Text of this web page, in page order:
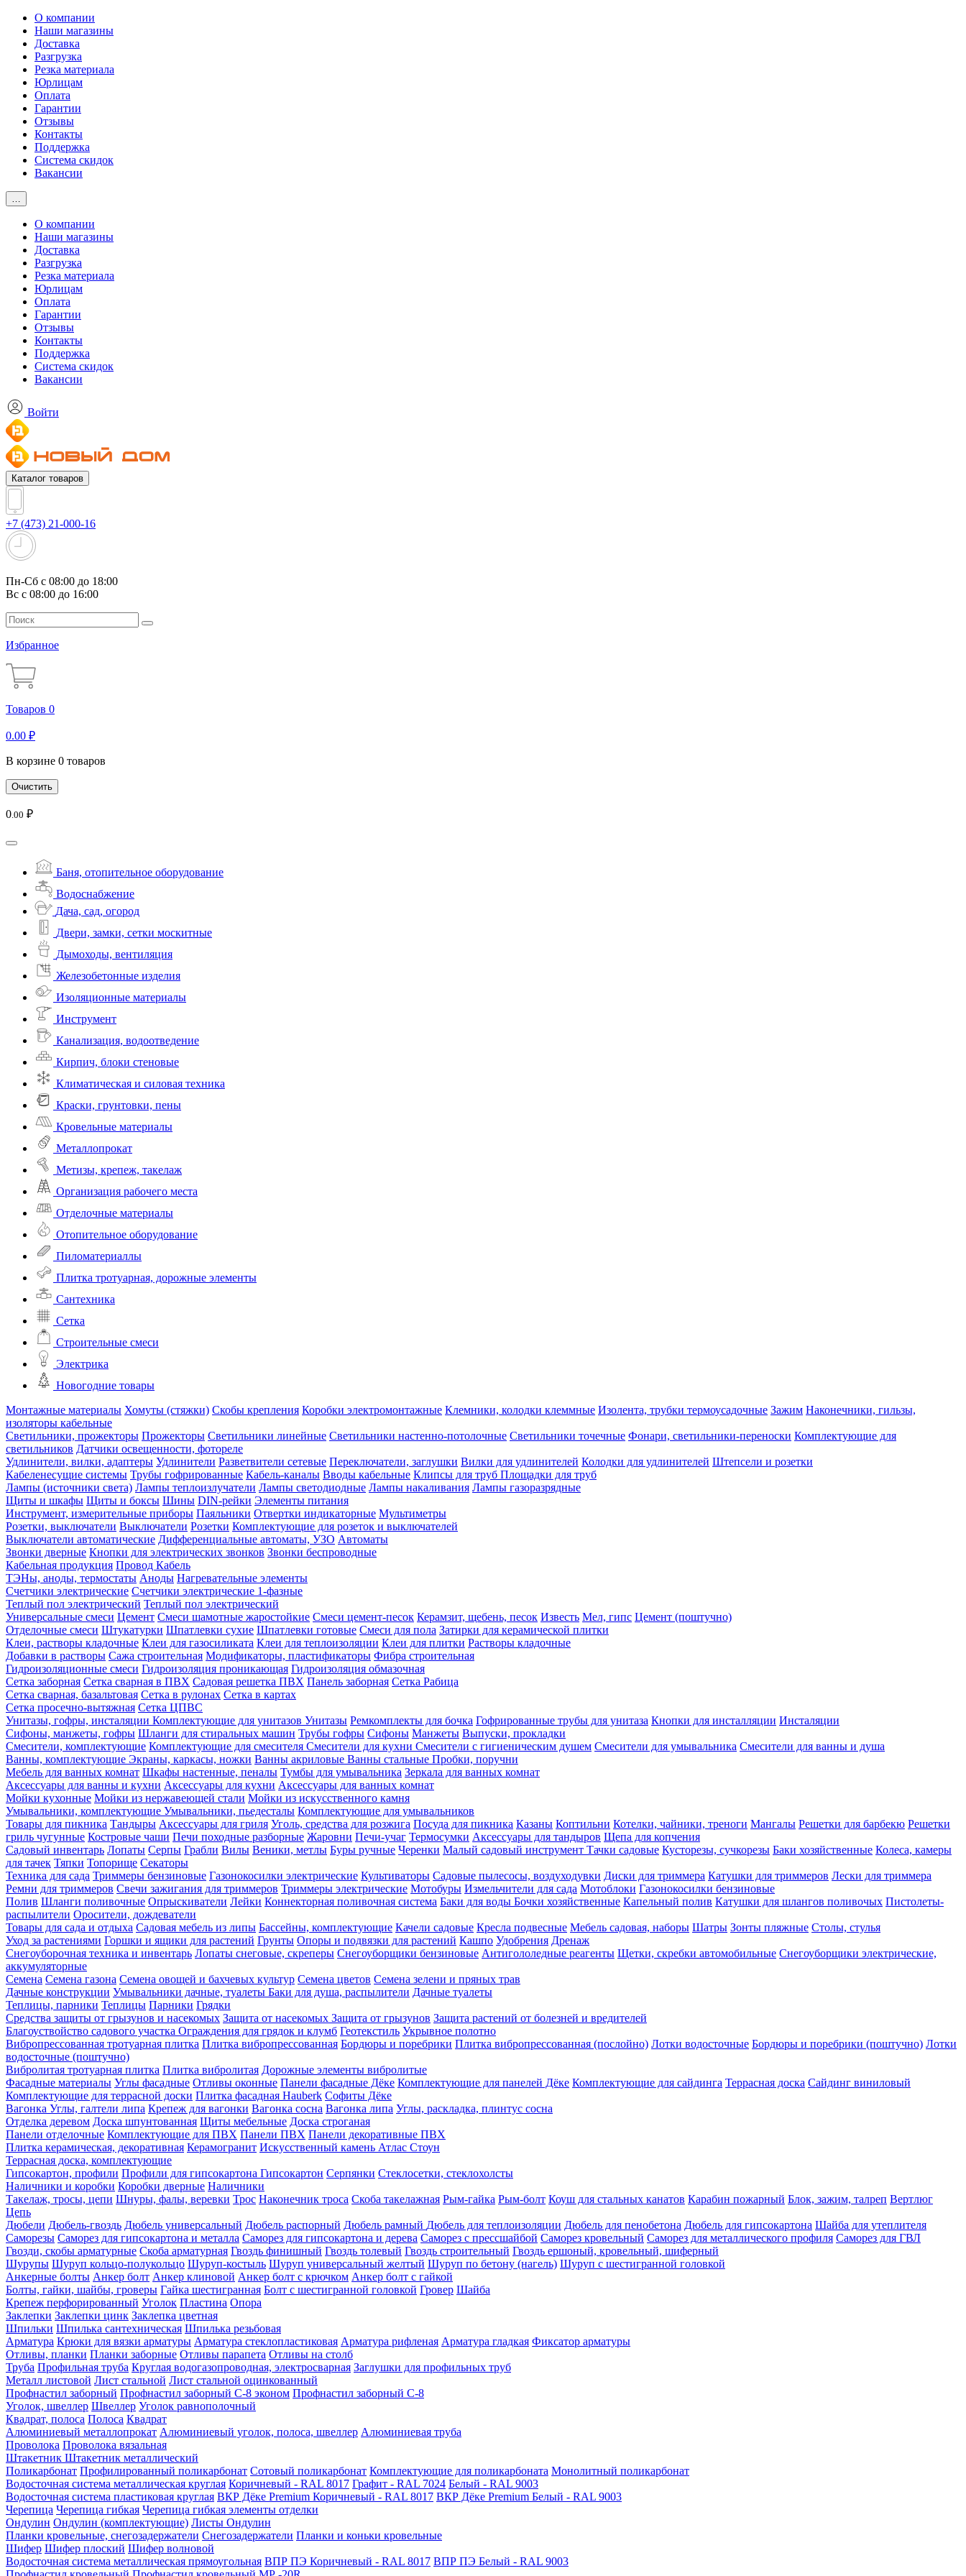
О компании
Наши магазины
Доставка
Разгрузка
Резка материала
Юрлицам
Оплата
Гарантии
Отзывы
Контакты
Поддержка
Система скидок
Вакансии
…
О компании
Наши магазины
Доставка
Разгрузка
Резка материала
Юрлицам
Оплата
Гарантии
Отзывы
Контакты
Поддержка
Система скидок
Вакансии
Войти
Каталог товаров
+7 (473) 21-000-16
Пн-Сб с 08:00 до 18:00
Вс с 08:00 до 16:00
Избранное
Товаров 0
0.00 ₽
В корзине 0 товаров
Очистить
0 .00 ₽
Баня, отопительное оборудование
Водоснабжение
Дача, сад, огород
Двери, замки, сетки москитные
Дымоходы, вентиляция
Железобетонные изделия
Изоляционные материалы
Инструмент
Канализация, водоотведение
Кирпич, блоки стеновые
Климатическая и силовая техника
Краски, грунтовки, пены
Кровельные материалы
Металлопрокат
Метизы, крепеж, такелаж
Организация рабочего места
Отделочные материалы
Отопительное оборудование
Пиломатериаллы
Плитка тротуарная, дорожные элементы
Сантехника
Сетка
Строительные смеси
Электрика
Новогодние товары
Монтажные материалы Хомуты (стяжки) Скобы крепления Коробки электромонтажные Клемники, колодки клеммные Изолента, трубки термоусадочные Зажим Наконечники, гильзы,
изоляторы кабельные
Светильники, прожекторы Прожекторы Светильники линейные Светильники настенно-потолочные Светильники точечные Фонари, светильники-переноски Комплектующие для
светильников Датчики освещенности, фотореле
Удлинители, вилки, адаптеры Удлинители Разветвители сетевые Переключатели, заглушки Вилки для удлинителей Колодки для удлинителей Штепсели и розетки
Кабеленесущие системы Трубы гофрированные Кабель-каналы Вводы кабельные Клипсы для труб Площадки для труб
Лампы (источники света) Лампы теплоизлучатели Лампы светодиодные Лампы накаливания Лампы газоразрядные
Щиты и шкафы Щиты и боксы Шины DIN-рейки Элементы питания
Инструмент, измерительные приборы Паяльники Отвертки индикаторные Мультиметры
Розетки, выключатели Выключатели Розетки Комплектующие для розеток и выключателей
Выключатели автоматические Дифференциальные автоматы, УЗО Автоматы
Звонки дверные Кнопки для электрических звонков Звонки беспроводные
Кабельная продукция Провод Кабель
ТЭНы, аноды, термостаты Аноды Нагревательные элементы
Счетчики электрические Счетчики электрические 1-фазные
Теплый пол электрический Теплый пол электрический
Универсальные смеси Цемент Смеси шамотные жаростойкие Смеси цемент-песок Керамзит, щебень, песок Известь Мел, гипс Цемент (поштучно)
Отделочные смеси Штукатурки Шпатлевки сухие Шпатлевки готовые Смеси для пола Затирки для керамической плитки
Клеи, растворы кладочные Клеи для газосиликата Клеи для теплоизоляции Клеи для плитки Растворы кладочные
Добавки в растворы Сажа строительная Модификаторы, пластификаторы Фибра строительная
Гидроизоляционные смеси Гидроизоляция проникающая Гидроизоляция обмазочная
Сетка заборная Сетка сварная в ПВХ Садовая решетка ПВХ Панель заборная Сетка Рабица
Сетка сварная, базальтовая Сетка в рулонах Сетка в картах
Сетка просечно-вытяжная Сетка ЦПВС
Унитазы, гофры, инсталяции Комплектующие для унитазов Унитазы Ремкомплекты для бочка Гофрированные трубы для унитаза Кнопки для инсталляции Инсталяции
Сифоны, манжеты, гофры Шланги для стиральных машин Трубы гофры Сифоны Манжеты Выпуски, прокладки
Смесители, комплектующие Комплектующие для смесителя Смесители для кухни Смесители с гигиеническим душем Смесители для умывальника Смесители для ванны и душа
Ванны, комплектующие Экраны, каркасы, ножки Ванны акриловые Ванны стальные Пробки, поручни
Мебель для ванных комнат Шкафы настенные, пеналы Тумбы для умывальника Зеркала для ванных комнат
Аксессуары для ванны и кухни Аксессуары для кухни Аксессуары для ванных комнат
Мойки кухонные Мойки из нержавеющей стали Мойки из искусственного камня
Умывальники, комплектующие Умывальники, пьедесталы Комплектующие для умывальников
Товары для пикника Тандыры Аксессуары для гриля Уголь, средства для розжига Посуда для пикника Казаны Коптильни Котелки, чайники, треноги Мангалы Решетки для барбекю Решетки
гриль чугунные Костровые чаши Печи походные разборные Жаровни Печи-учаг Термосумки Аксессуары для тандыров Щепа для копчения
Садовый инвентарь Лопаты Серпы Грабли Вилы Веники, метлы Буры ручные Черенки Малый садовый инструмент Тачки садовые Кусторезы, сучкорезы Баки хозяйственные Колеса, камеры
для тачек Тяпки Топорище Секаторы
Техника для сада Триммеры бензиновые Газонокосилки электрические Культиваторы Садовые пылесосы, воздуходувки Диски для триммера Катушки для триммеров Лески для триммера
Ремни для триммеров Свечи зажигания для триммеров Триммеры электрические Мотобуры Измельчители для сада Мотоблоки Газонокосилки бензиновые
Полив Шланги поливочные Опрыскиватели Лейки Коннекторная поливочная система Баки для воды Бочки хозяйственные Капельный полив Катушки для шлангов поливочых Пистолеты-
распылители Оросители, дождеватели
Товары для сада и отдыха Садовая мебель из липы Бассейны, комплектующие Качели садовые Кресла подвесные Мебель садовая, наборы Шатры Зонты пляжные Столы, стулья
Уход за растениями Горшки и ящики для растений Грунты Опоры и подвязки для растений Кашпо Удобрения Дренаж
Снегоуборочная техника и инвентарь Лопаты снеговые, скреперы Снегоуборщики бензиновые Антигололедные реагенты Щетки, скребки автомобильные Снегоуборщики электрические,
аккумуляторные
Семена Семена газона Семена овощей и бахчевых культур Семена цветов Семена зелени и пряных трав
Дачные конструкции Умывальники дачные, туалеты Баки для душа, распылители Дачные туалеты
Теплицы, парники Теплицы Парники Грядки
Средства защиты от грызунов и насекомых Защита от насекомых Защита от грызунов Защита растений от болезней и вредителей
Благоуствойство садового участка Ограждения для грядок и клумб Геотекстиль Укрывное полотно
Вибропрессованная тротуарная плитка Плитка вибропрессованная Бордюры и поребрики Плитка вибропрессованная (послойно) Лотки водосточные Бордюры и поребрики (поштучно) Лотки
водосточные (поштучно)
Вибролитая тротуарная плитка Плитка вибролитая Дорожные элементы вибролитые
Фасадные материалы Углы фасадные Отливы оконные Панели фасадные Дёке Комплектующие для панелей Дёке Комплектующие для сайдинга Террасная доска Сайдинг виниловый
Комплектующие для террасной доски Плитка фасадная Hauberk Софиты Дёке
Вагонка Углы, галтели липа Крепеж для вагонки Вагонка сосна Вагонка липа Углы, раскладка, плинтус сосна
Отделка деревом Доска шпунтованная Щиты мебельные Доска строганая
Панели отделочные Комплектующие для ПВХ Панели ПВХ Панели декоративные ПВХ
Плитка керамическая, декоративная Керамогранит Искусственный камень Атлас Стоун
Террасная доска, комплектующие
Гипсокартон, профили Профили для гипсокартона Гипсокартон Серпянки Стеклосетки, стеклохолсты
Наличники и коробки Коробки дверные Наличники
Такелаж, тросы, цепи Шнуры, фалы, веревки Трос Наконечник троса Скоба такелажная Рым-гайка Рым-болт Коуш для стальных канатов Карабин пожарный Блок, зажим, талреп Вертлюг
Цепь
Дюбели Дюбель-гвоздь Дюбель универсальный Дюбель распорный Дюбель рамный Дюбель для теплоизоляции Дюбель для пенобетона Дюбель для гипсокартона Шайба для утеплителя
Саморезы Саморез для гипсокартона и металла Саморез для гипсокартона и дерева Саморез с прессшайбой Саморез кровельный Саморез для металлического профиля Саморез для ГВЛ
Гвозди, скобы арматурные Скоба арматурная Гвоздь финишный Гвоздь толевый Гвоздь строительный Гвоздь ершоный, кровельный, шиферный
Шурупы Шуруп кольцо-полукольцо Шуруп-костыль Шуруп универсальный желтый Шуруп по бетону (нагель) Шуруп с шестигранной головкой
Анкерные болты Анкер болт Анкер клиновой Анкер болт с крючком Анкер болт с гайкой
Болты, гайки, шайбы, гроверы Гайка шестигранная Болт c шестигранной головкой Гровер Шайба
Крепеж перфорированный Уголок Пластина Опора
Заклепки Заклепки цинк Заклепка цветная
Шпильки Шпилька сантехническая Шпилька резьбовая
Арматура Крюки для вязки арматуры Арматура стеклопластиковая Арматура рифленая Арматура гладкая Фиксатор арматуры
Отливы, планки Планки заборные Отливы парапета Отливы на столб
Труба Профильная труба Круглая водогазопроводная, электросварная Заглушки для профильных труб
Металл листовой Лист стальной Лист стальной оцинкованный
Профнастил заборный Профнастил заборный С-8 эконом Профнастил заборный С-8
Уголок, швеллер Швеллер Уголок равнополочный
Квадрат, полоса Полоса Квадрат
Алюминиевый металлопрокат Алюминиевый уголок, полоса, швеллер Алюминиевая труба
Проволока Проволока вязальная
Штакетник Штакетник металлический
Поликарбонат Профилированный поликарбонат Сотовый поликарбонат Комплектующие для поликарбоната Монолитный поликарбонат
Водосточная система металлическая круглая Коричневый - RAL 8017 Графит - RAL 7024 Белый - RAL 9003
Водосточная система пластиковая круглая ВКР Дёке Premium Коричневый - RAL 8017 ВКР Дёке Premium Белый - RAL 9003
Черепица Черепица гибкая Черепица гибкая элементы отделки
Ондулин Ондулин (комплектующие) Листы Ондулин
Планки кровельные, снегозадержатели Снегозадержатели Планки и коньки кровельные
Шифер Шифер плоский Шифер волновой
Водосточная система металлическая прямоугольная ВПР ПЭ Коричневый - RAL 8017 ВПР ПЭ Белый - RAL 9003